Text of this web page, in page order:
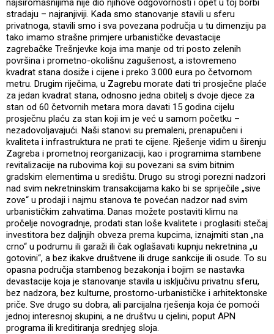
stradaju – najranjiviji. Kada smo stanovanje stavili u sferu
privatnoga, stavili smo i sva povezana područja u tu dimenziju pa
tako imamo strašne primjere urbanističke devastacije
zagrebačke Trešnjevke koja ima manje od tri posto zelenih
površina i prometno-okolišnu zagušenost, a istovremeno
kvadrat stana dosiže i cijene i preko 3.000 eura po četvornom
metru. Drugim riječima, u Zagrebu morate dati tri prosječne plaće
za jedan kvadrat stana, odnosno jedna obitelj s dvoje djece za
stan od 60 četvornih metara mora davati 15 godina cijelu
prosječnu plaću za stan koji im je već u samom početku –
nezadovoljavajući. Naši stanovi su premaleni, prenapučeni i
kvaliteta i infrastruktura ne prati te cijene. Rješenje vidim u širenju
Zagreba i prometnoj reorganizaciji, kao i programima stambene
revitalizacije na rubovima koji su povezani sa svim bitnim
gradskim elementima u središtu. Drugo su strogi porezni nadzori
nad svim nekretninskim transakcijama kako bi se spriječile „sive
zove“ u prodaji i najmu stanova te povećan nadzor nad svim
urbanističkim zahvatima. Danas možete postaviti klimu na
pročelje novogradnje, prodati stan loše kvalitete i proglasiti stečaj
investitora bez daljnjih obveza prema kupcima, iznajmiti stan „na
crno“ u podrumu ili garaži ili čak oglašavati kupnju nekretnina „u
gotovini“, a bez ikakve društvene ili druge sankcije ili osude. To su
opasna područja stambenog bezakonja i bojim se nastavka
devastacije koja je stanovanje stavila u isključivu privatnu sferu,
bez nadzora, bez kulturne, prostorno-urbanističke i arhitektonske
priče. Sve drugo su dobra, ali parcijalna rješenja koja će pomoći
jednoj interesnoj skupini, a ne društvu u cjelini, poput APN
programa ili kreditiranja srednjeg sloja.